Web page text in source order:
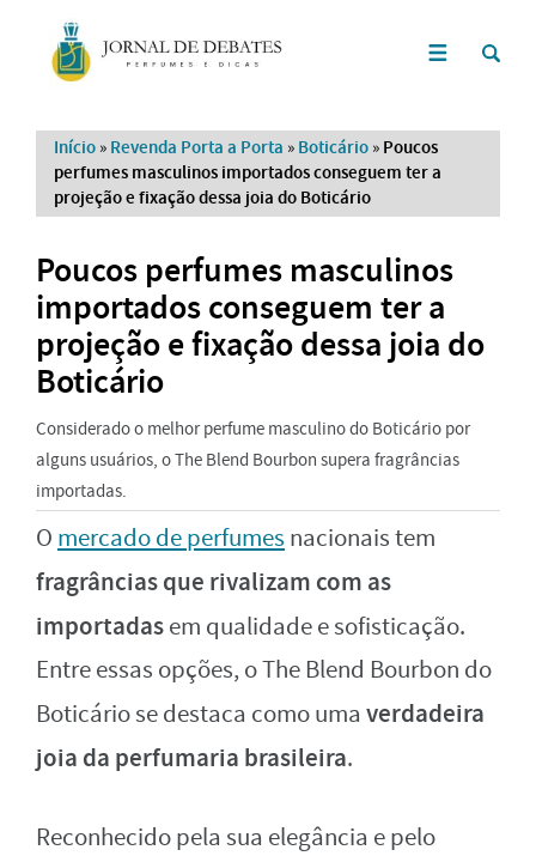
Início » Revenda Porta a Porta » Boticário » Poucos
perfumes masculinos importados conseguem ter a
projeção e fixação dessa joia do Boticário
Poucos perfumes masculinos
importados conseguem ter a
projeção e fixação dessa joia do
Boticário
Considerado o melhor perfume masculino do Boticário por
alguns usuários, o The Blend Bourbon supera fragrâncias
importadas.
O mercado de perfumes nacionais tem
fragrâncias que rivalizam com as
importadasem qualidade e sofisticação.
Entre essas opções, o The Blend Bourbon do
Boticário se destaca como uma verdadeira
joia da perfumaria brasileira.
Reconhecido pela sua elegância e pelo